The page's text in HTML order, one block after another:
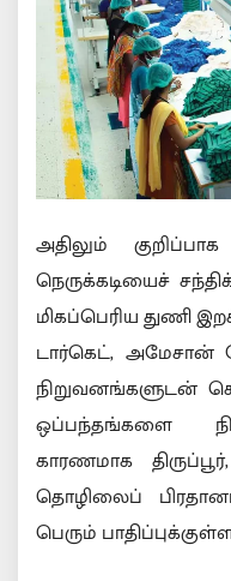
அதிலும்
நெருக்கடியைச்
மிகப்பெரிய துணி
டார்கெட்,
நிறுவனங்களுடன்
ஒப்பந்தங்களை
காரணமாக
தொழிலைப்
பெரும்